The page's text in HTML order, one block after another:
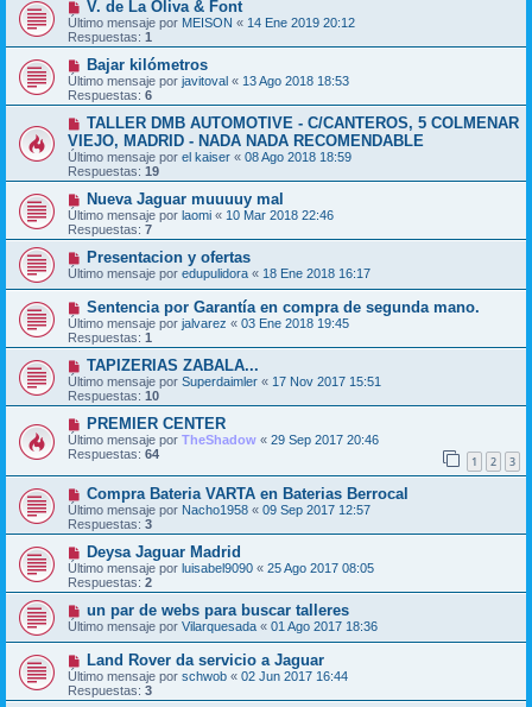
V. de La Oliva & Font
Último mensaje por MEISON « 14 Ene 2019 20:12
Respuestas: 1
Bajar kilómetros
Último mensaje por javitoval « 13 Ago 2018 18:53
Respuestas: 6
TALLER DMB AUTOMOTIVE - C/CANTEROS, 5 COLMENAR
VIEJO, MADRID - NADA NADA RECOMENDABLE
Último mensaje por el kaiser « 08 Ago 2018 18:59
Respuestas: 19
Nueva Jaguar muuuuy mal
Último mensaje por laomi « 10 Mar 2018 22:46
Respuestas: 7
Presentacion y ofertas
Último mensaje por edupulidora « 18 Ene 2018 16:17
Sentencia por Garantía en compra de segunda mano.
Último mensaje por jalvarez « 03 Ene 2018 19:45
Respuestas: 1
TAPIZERIAS ZABALA...
Último mensaje por Superdaimler « 17 Nov 2017 15:51
Respuestas: 10
PREMIER CENTER
Último mensaje por TheShadow « 29 Sep 2017 20:46
Respuestas: 64 1 2 3
Compra Bateria VARTA en Baterias Berrocal
Último mensaje por Nacho1958 « 09 Sep 2017 12:57
Respuestas: 3
Deysa Jaguar Madrid
Último mensaje por luisabel9090 « 25 Ago 2017 08:05
Respuestas: 2
un par de webs para buscar talleres
Último mensaje por Vilarquesada « 01 Ago 2017 18:36
Land Rover da servicio a Jaguar
Último mensaje por schwob « 02 Jun 2017 16:44
Respuestas: 3